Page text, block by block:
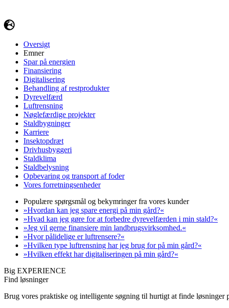
Oversigt
Emner
Spar på energien
Finansiering
Digitalisering
Behandling af restprodukter
Dyrevelfærd
Luftrensning
Nøglefærdige projekter
Staldbygninger
Karriere
Insektopdræt
Drivhusbyggeri
Staldklima
Staldbelysning
Opbevaring og transport af foder
Vores forretningsenheder
Populære spørgsmål og bekymringer fra vores kunder
»Hvordan kan jeg spare energi på min gård?«
»Hvad kan jeg gøre for at forbedre dyrevelfærden i min stald?«
»Jeg vil gerne finansiere min landbrugsvirksomhed.«
»Hvor pålidelige er luftrensere?«
»Hvilken type luftrensning har jeg brug for på min gård?«
»Hvilken effekt har digitaliseringen på min gård?«
Big EXPERIENCE
Find løsninger
Brug vores praktiske og intelligente søgning til hurtigt at finde løsninger